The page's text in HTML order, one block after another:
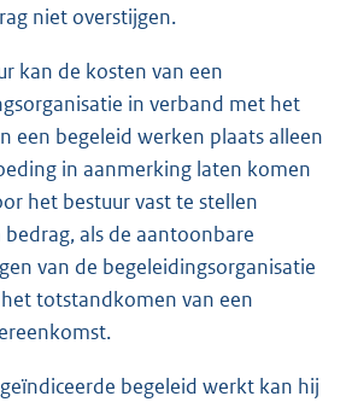
niet overstijgen.
kan de kosten van een
in verband met het
een begeleid werken plaats alleen
in aanmerking laten komen
het bestuur vast te stellen
als de aantoonbare
van de begeleidingsorganisatie
totstandkomen van een
begeleid werkt kan hij